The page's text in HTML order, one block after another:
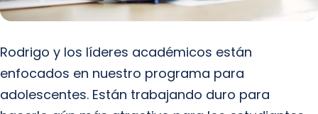
Rodrigo y los líderes académicos están
enfocados en nuestro programa para
adolescentes. Están trabajando duro para